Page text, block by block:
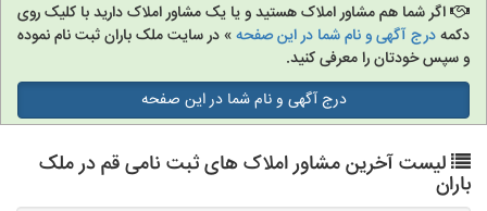
اگر شما هم مشاور املاک هستید و یا یک مشاور املاک دارید با کلیک روی
دکمهدرج آگهی و نام شما در این صفحه» در سایت ملک باران ثبت نام نموده
و سپس خودتان را معرفی کنید.
درج آگهی و نام شما در این صفحه
لیست آخرین مشاور املاک های ثبت نامی قم در ملک
باران